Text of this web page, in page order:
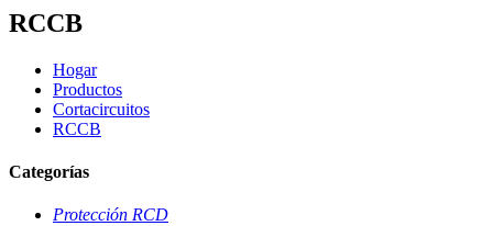
RCCB
Hogar
Productos
Cortacircuitos
RCCB
Categorías
Protección RCD